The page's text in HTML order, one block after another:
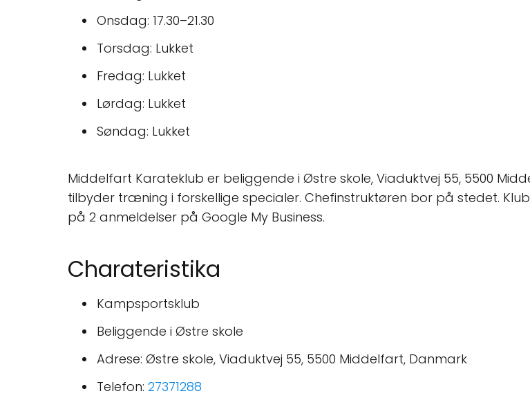
Onsdag: 17.30–21.30
Torsdag: Lukket
Fredag: Lukket
Lørdag: Lukket
Søndag: Lukket
Middelfart Karateklub er beliggende i Østre skole, Viaduktvej 55, 5500
tilbyder træning i forskellige specialer. Chefinstruktøren bor på stedet.
på 2 anmeldelser på Google My Business.
Charateristika
Kampsportsklub
Beliggende i Østre skole
Adrese: Østre skole, Viaduktvej 55, 5500 Middelfart, Danmark
Telefon: 27371288